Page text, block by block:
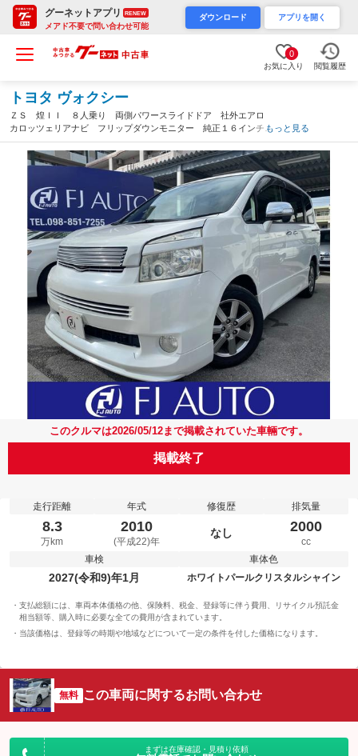
グーネットアプリ RENEW
メアド不要で問い合わせ可能
ダウンロード アプリを開く
0
お気に入り 閲覧履歴
トヨタ ヴォクシー
ＺＳ 煌ＩＩ ８人乗り 両側パワースライドドア 社外エアロ
カロッツェリアナビ フリップダウンモニター 純正１６インチＡ
Ｗ ＥＴＣ バックカメラ ＢｕｌｅＴｏｏｔｈ プッシュスター
ト 内地仕入れ（沖縄県）
もっと見る
このクルマは2026/05/12まで掲載されていた車輛です。
掲載終了
走行距離
8.3
万km
年式
2010
(平成22)年
修復歴
なし
排気量
2000
cc
車検
2027(令和9)年1月
車体色
ホワイトパールクリスタルシャイン
支払総額には、車両本体価格の他、保険料、税金、登録等に伴う費用、リサイクル預託金
相当額等、購入時に必要な全ての費用が含まれています。
当該価格は、登録等の時期や地域などについて一定の条件を付した価格になります。
無料 この車両に関するお問い合わせ
まずは在庫確認・見積り依頼